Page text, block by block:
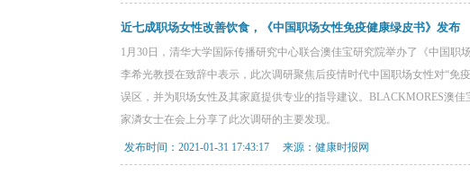
近七成职场女性改善饮食，《中国职场女性免疫健康绿皮书》发布
1月30日，清华大学国际传播研究中心联合澳佳宝研究院举办了《中国
李希光教授在致辞中表示，此次调研聚焦后疫情时代中国职场女性对“免
误区，并为职场女性及其家庭提供专业的指导建议。BLACKMORES澳
家潾女士在会上分享了此次调研的主要发现。
发布时间：2021-01-31 17:43:17 来源：健康时报网